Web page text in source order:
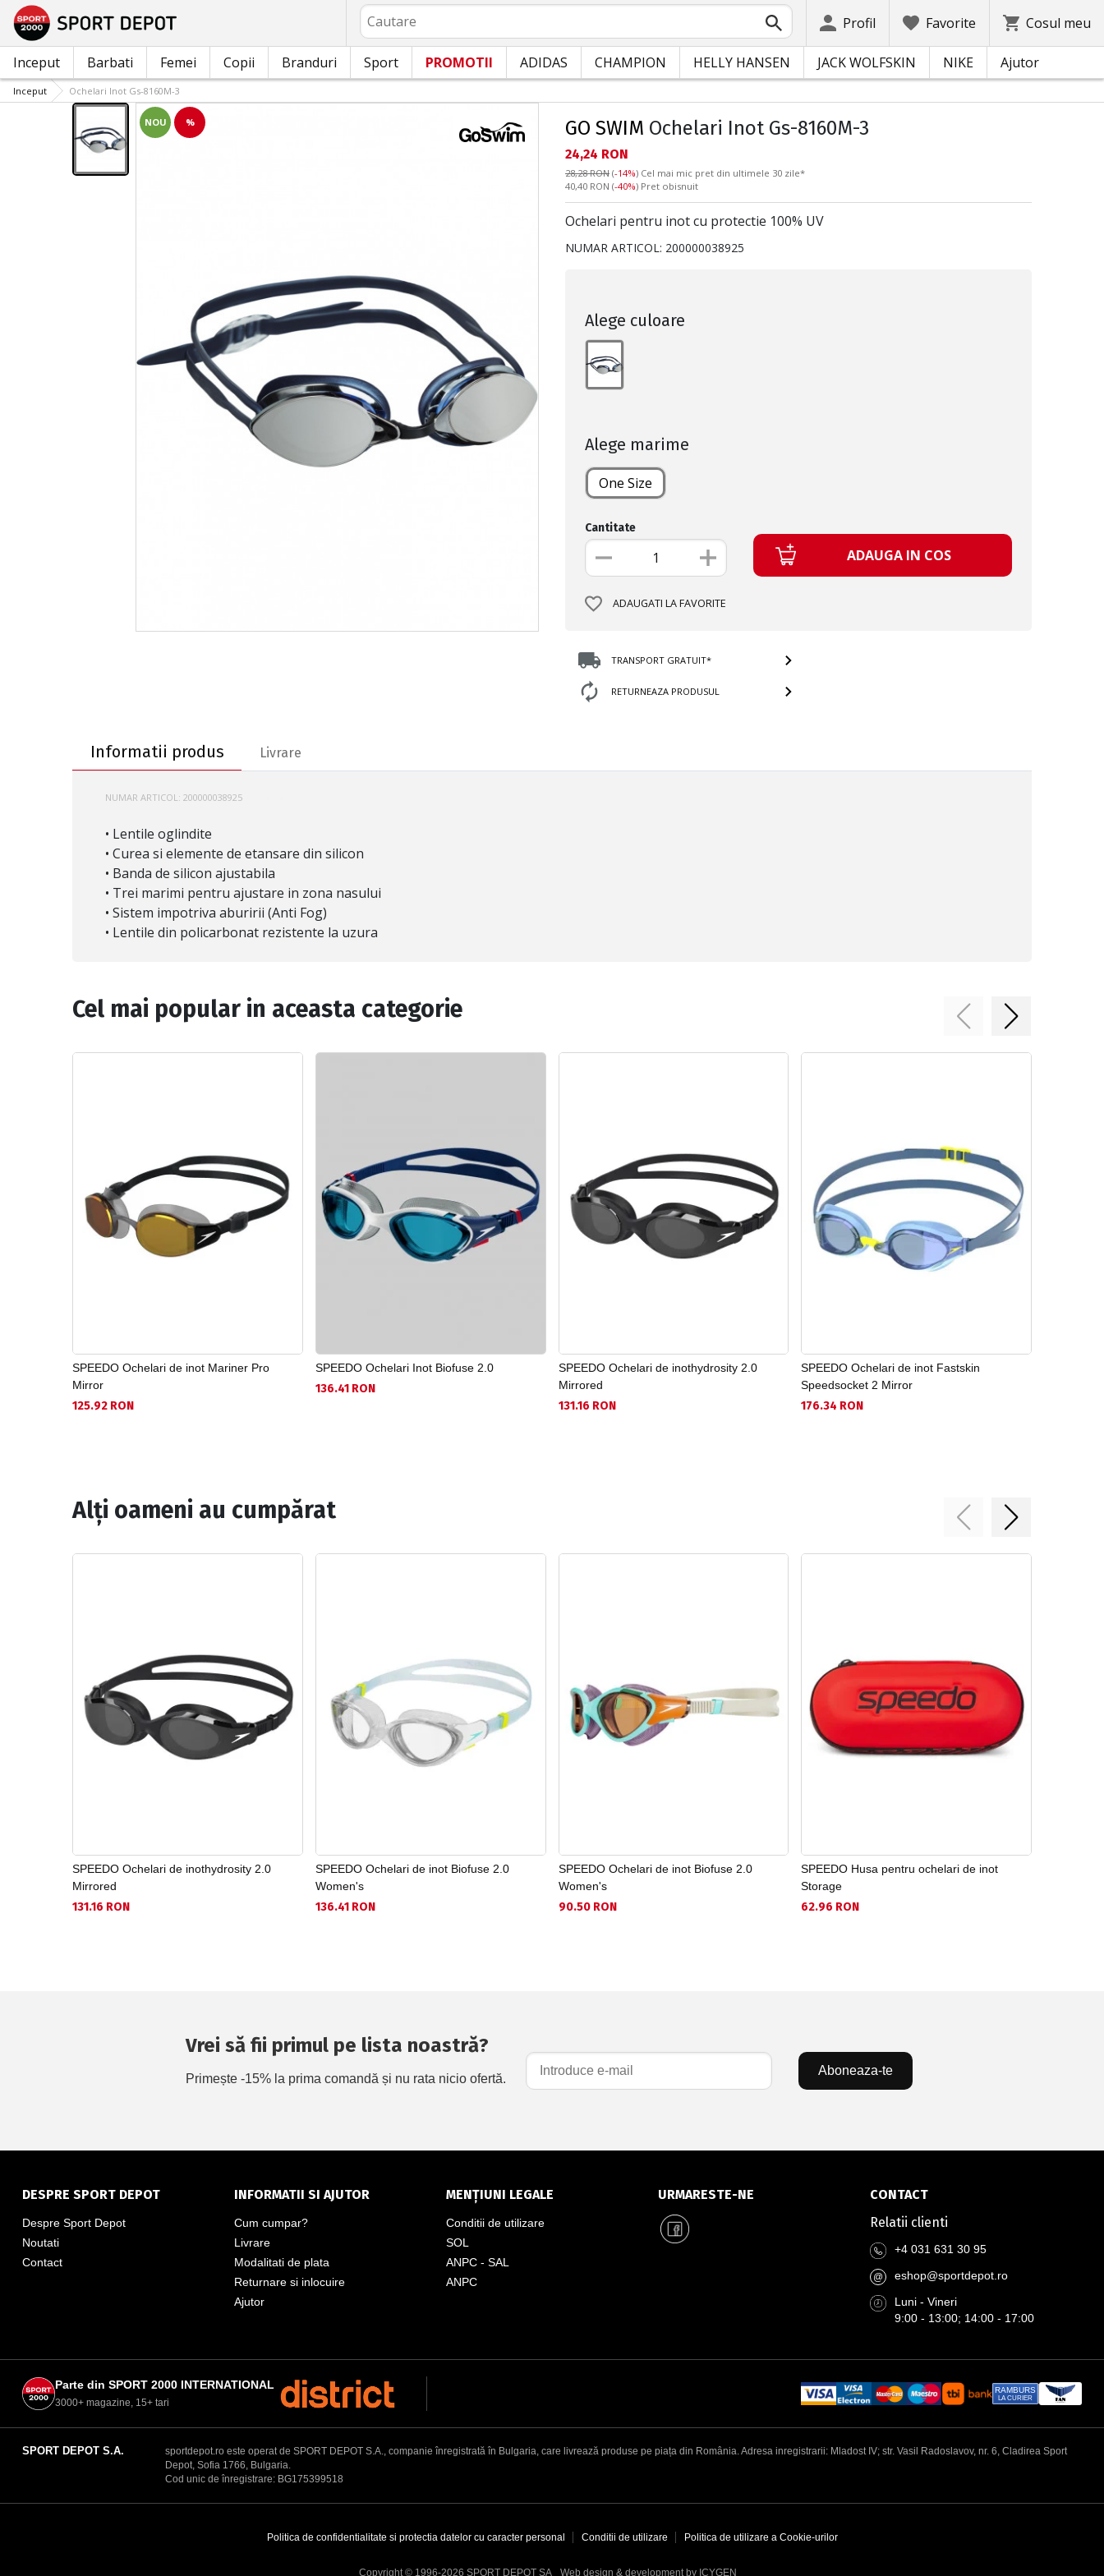
Cautare
Profil Favorite Cosul meu
Inceput Barbati Femei Copii Branduri Sport PROMOTII ADIDAS CHAMPION HELLY HANSEN JACK WOLFSKIN NIKE Ajutor
Inceput Ochelari Inot Gs-8160M-3
NOU % GO SWIM Ochelari Inot Gs-8160M-3
Текуща цена:
24,24 RON
28,28 RON (-14%) Cel mai mic pret din ultimele 30 zile*
Pret obisnuit:
40,40 RON (-40%) Pret obisnuit
Ochelari pentru inot cu protectie 100% UV
NUMAR ARTICOL: 200000038925
Alege culoare
Alege marime
One Size
Cantitate
ADAUGA IN COS
ADAUGATI LA FAVORITE
TRANSPORT GRATUIT*
RETURNEAZA PRODUSUL
Informatii produs
Livrare
NUMAR ARTICOL: 200000038925
• Lentile oglindite
• Curea si elemente de etansare din silicon
• Banda de silicon ajustabila
• Trei marimi pentru ajustare in zona nasului
• Sistem impotriva aburirii (Anti Fog)
• Lentile din policarbonat rezistente la uzura
Cel mai popular in aceasta categorie
SPEEDO Ochelari de inot Mariner Pro
Mirror
125.92 RON
SPEEDO Ochelari Inot Biofuse 2.0
136.41 RON
SPEEDO Ochelari de inothydrosity 2.0
Mirrored
131.16 RON
SPEEDO Ochelari de inot Fastskin
Speedsocket 2 Mirror
176.34 RON
Alți oameni au cumpărat
SPEEDO Ochelari de inothydrosity 2.0
Mirrored
131.16 RON
SPEEDO Ochelari de inot Biofuse 2.0
Women's
136.41 RON
SPEEDO Ochelari de inot Biofuse 2.0
Women's
90.50 RON
SPEEDO Husa pentru ochelari de inot
Storage
62.96 RON
Vrei să fii primul pe lista noastră?
Primește -15% la prima comandă și nu rata nicio ofertă.
Aboneaza-te
DESPRE SPORT DEPOT
Despre Sport Depot
Noutati
Contact
INFORMATII SI AJUTOR
Cum cumpar?
Livrare
Modalitati de plata
Returnare si inlocuire
Ajutor
MENȚIUNI LEGALE
Conditii de utilizare
SOL
ANPC - SAL
ANPC
URMARESTE-NE
CONTACT
Relatii clienti
+4 031 631 30 95
@
eshop@sportdepot.ro
Luni - Vineri
9:00 - 13:00; 14:00 - 17:00
Parte din SPORT 2000 INTERNATIONAL
3000+ magazine, 15+ tari
RAMBURS
LA CURIER
SPORT DEPOT S.A.
sportdepot.ro este operat de SPORT DEPOT S.A., companie înregistrată în Bulgaria, care livrează produse pe piața din România. Adresa inregistrarii: Mladost IV; str. Vasil Radoslavov, nr. 6, Cladirea Sport
Depot, Sofia 1766, Bulgaria.
Cod unic de înregistrare: BG175399518
Politica de confidentialitate si protectia datelor cu caracter personal Conditii de utilizare Politica de utilizare a Cookie-urilor
Copyright © 1996-2026 SPORT DEPOT SA Web design & development by ICYGEN